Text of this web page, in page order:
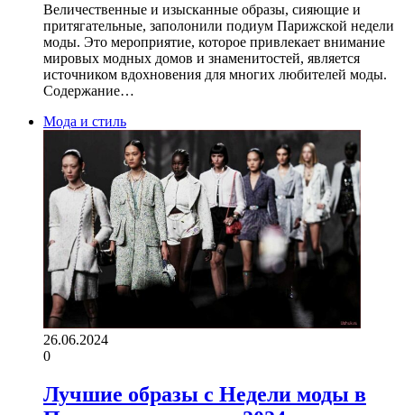
Величественные и изысканные образы, сияющие и
притягательные, заполонили подиум Парижской недели
моды. Это мероприятие, которое привлекает внимание
мировых модных домов и знаменитостей, является
источником вдохновения для многих любителей моды.
Содержание…
Мода и стиль
26.06.2024
0
Лучшие образы с Недели моды в